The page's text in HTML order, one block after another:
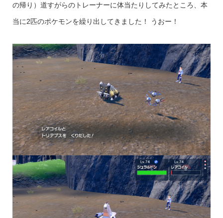
の帰り）道すがらのトレーナーに体当たりしてみたところ、本
当に2匹のポケモンを繰り出してきました！ うおー！